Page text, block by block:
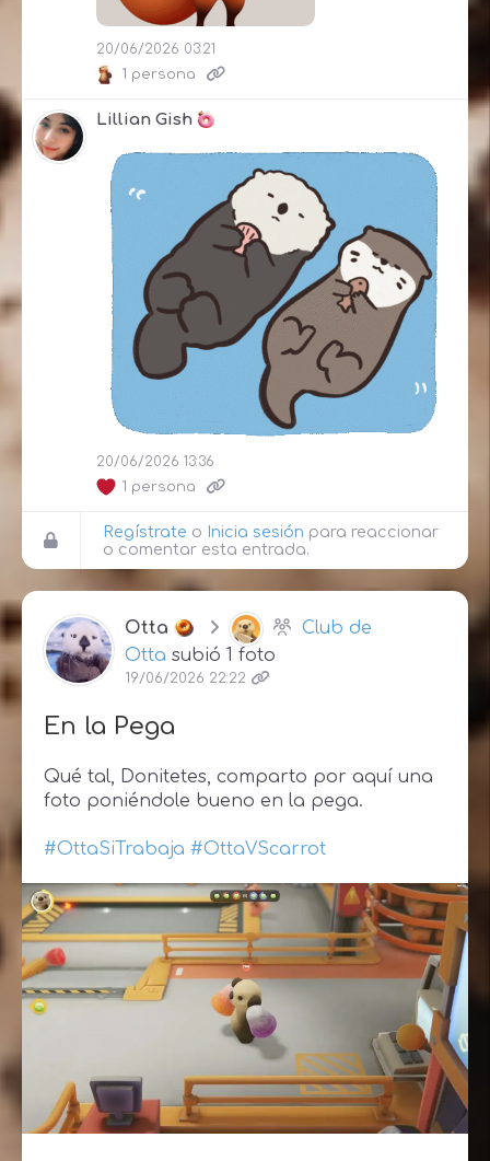
20/06/2026 03:21
1 persona
Lillian Gish
20/06/2026 13:36
1 persona
Regístrate o Inicia sesión para reaccionar
o comentar esta entrada.
Otta
Club de
Otta subió 1 foto
19/06/2026 22:22
En la Pega
Qué tal, Donitetes, comparto por aquí una
foto poniéndole bueno en la pega.
#OttaSiTrabaja #OttaVScarrot